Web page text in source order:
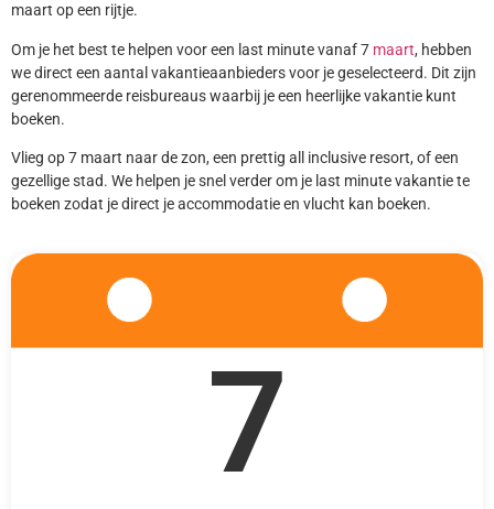
maart op een rijtje.
Om je het best te helpen voor een last minute vanaf 7 maart, hebben
we direct een aantal vakantieaanbieders voor je geselecteerd. Dit zijn
gerenommeerde reisbureaus waarbij je een heerlijke vakantie kunt
boeken.
Vlieg op 7 maart naar de zon, een prettig all inclusive resort, of een
gezellige stad. We helpen je snel verder om je last minute vakantie te
boeken zodat je direct je accommodatie en vlucht kan boeken.
7